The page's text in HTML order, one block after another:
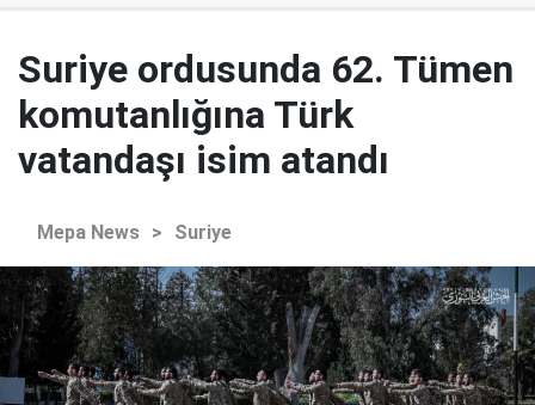
Suriye ordusunda 62. Tümen
komutanlığına Türk
vatandaşı isim atandı
Mepa News > Suriye